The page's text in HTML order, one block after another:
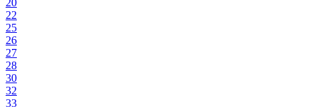
20
22
25
26
27
28
30
32
33